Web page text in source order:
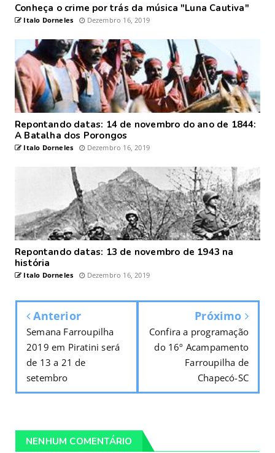
Conheça o crime por trás da música "Luna Cautiva"
Italo Dorneles Dezembro 16, 2019
Repontando datas: 14 de novembro do ano de 1844:
A Batalha dos Porongos
Italo Dorneles Dezembro 16, 2019
Repontando datas: 13 de novembro de 1943 na
história
Italo Dorneles Dezembro 16, 2019
Anterior
Semana Farroupilha
2019 em Piratini será
de 13 a 21 de
setembro
Próximo
Confira a programação
do 16º Acampamento
Farroupilha de
Chapecó-SC
NENHUM COMENTÁRIO